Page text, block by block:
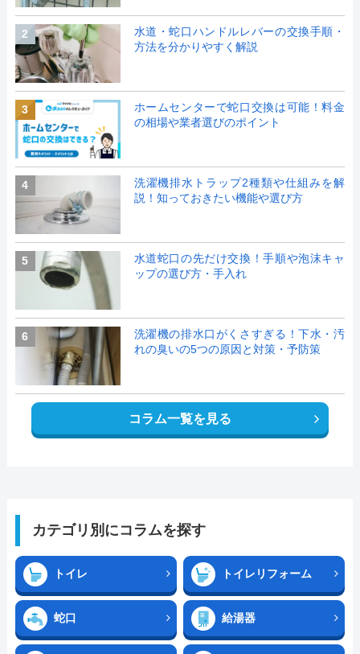
2
水道・蛇口ハンドルレバーの交換手順・
方法を分かりやすく解説
3
ホームセンターで蛇口交換は可能！料金
の相場や業者選びのポイント
4
洗濯機排水トラップ2種類や仕組みを解
説！知っておきたい機能や選び方
5
水道蛇口の先だけ交換！手順や泡沫キャ
ップの選び方・手入れ
6
洗濯機の排水口がくさすぎる！下水・汚
れの臭いの5つの原因と対策・予防策
コラム一覧を見る
カテゴリ別にコラムを探す
トイレ トイレリフォーム
蛇口 給湯器